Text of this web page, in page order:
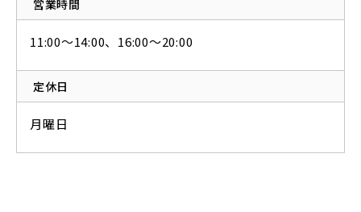
営業時間
11:00〜14:00、16:00〜20:00
定休日
月曜日